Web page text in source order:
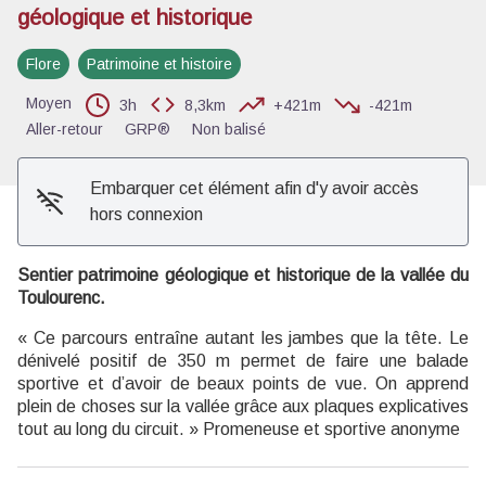
Voir l'image en plein écran
géologique et historique
Flore Patrimoine et histoire
Moyen 3h 8,3km +421m
-421m
Aller-retour
GRP® Non balisé
Embarquer cet élément afin d'y avoir accès
hors connexion
Sentier patrimoine géologique et historique de la vallée du
Toulourenc.
« Ce parcours entraîne autant les jambes que la tête. Le
dénivelé positif de 350 m permet de faire une balade
sportive et d’avoir de beaux points de vue. On apprend
plein de choses sur la vallée grâce aux plaques explicatives
tout au long du circuit. » Promeneuse et sportive anonyme